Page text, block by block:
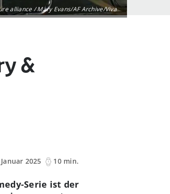
alliance / Mary Evans/AF Archive/Viva
&
2025
10 min.
Serie ist der